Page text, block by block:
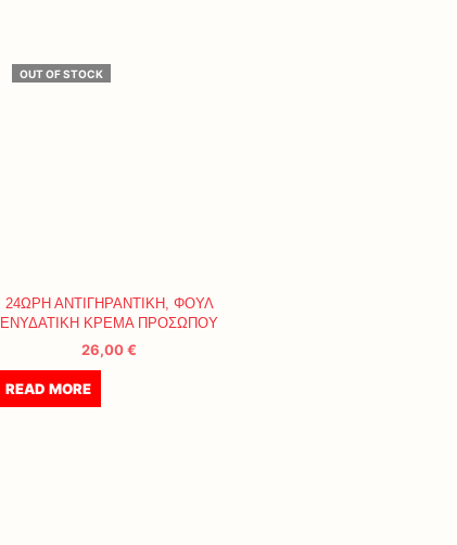
OUT OF STOCK
24ΩΡΗ ΑΝΤΙΓΗΡΑΝΤΙΚΗ, ΦΟΥΛ
ΕΝΥΔΑΤΙΚΗ ΚΡΕΜΑ ΠΡΟΣΩΠΟΥ
26,00€
READ MORE